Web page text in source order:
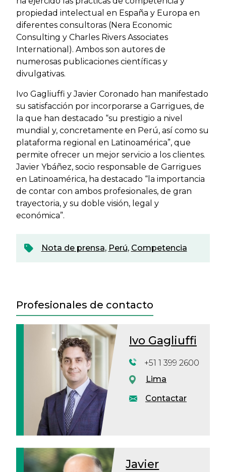
propiedad intelectual en España y Europa en
diferentes consultoras (Nera Economic
Consulting y Charles Rivers Associates
International). Ambos son autores de
numerosas publicaciones científicas y
divulgativas.
Ivo Gagliuffi y Javier Coronado han manifestado
su satisfacción por incorporarse a Garrigues, de
la que han destacado “su prestigio a nivel
mundial y, concretamente en Perú, así como su
plataforma regional en Latinoamérica”, que
permite ofrecer un mejor servicio a los clientes.
Javier Ybáñez, socio responsable de Garrigues
en Latinoamérica, ha destacado “la importancia
de contar con ambos profesionales, de gran
trayectoria, y su doble visión, legal y
económica”.
Nota de prensa, Perú, Competencia
Profesionales de contacto
Ivo Gagliuffi
Contactar
+51 1 399 2600
Lima
Javier